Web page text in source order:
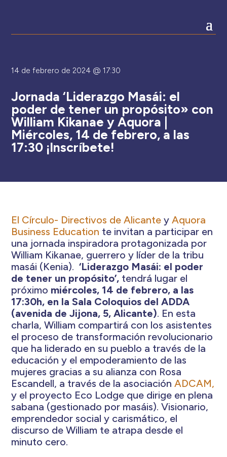
14 de febrero de 2024 @ 17:30
Jornada ‘Liderazgo Masái: el
poder de tener un propósito» con
William Kikanae y Aquora |
Miércoles, 14 de febrero, a las
17:30 ¡Inscríbete!
El Círculo- Directivos de Alicante yAquora
Business Education te invitan a participar en
una jornada inspiradora protagonizada por
William Kikanae, guerrero y líder de la tribu
masái (Kenia).‘Liderazgo Masái: el poder
de tener un propósito’, tendrá lugar el
próximo miércoles, 14 de febrero, a las
17:30h, en la Sala Coloquios del ADDA
(avenida de Jijona, 5, Alicante). En esta
charla, William compartirá con los asistentes
el proceso de transformación revolucionario
que ha liderado en su pueblo a través de la
educación y el empoderamiento de las
mujeres gracias a su alianza con Rosa
Escandell, a través de la asociaciónADCAM,
y el proyecto Eco Lodge que dirige en plena
sabana (gestionado por masáis). Visionario,
emprendedor social y carismático, el
discurso de William te atrapa desde el
minuto cero.